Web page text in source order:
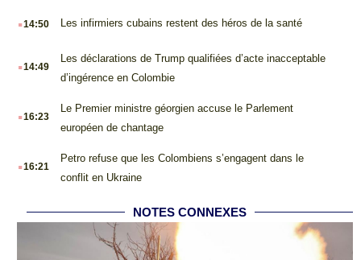
.14:50 Les infirmiers cubains restent des héros de la santé
.14:49
Les déclarations de Trump qualifiées d’acte inacceptable
d’ingérence en Colombie
.16:23
Le Premier ministre géorgien accuse le Parlement
européen de chantage
.16:21
Petro refuse que les Colombiens s’engagent dans le
conflit en Ukraine
NOTES CONNEXES